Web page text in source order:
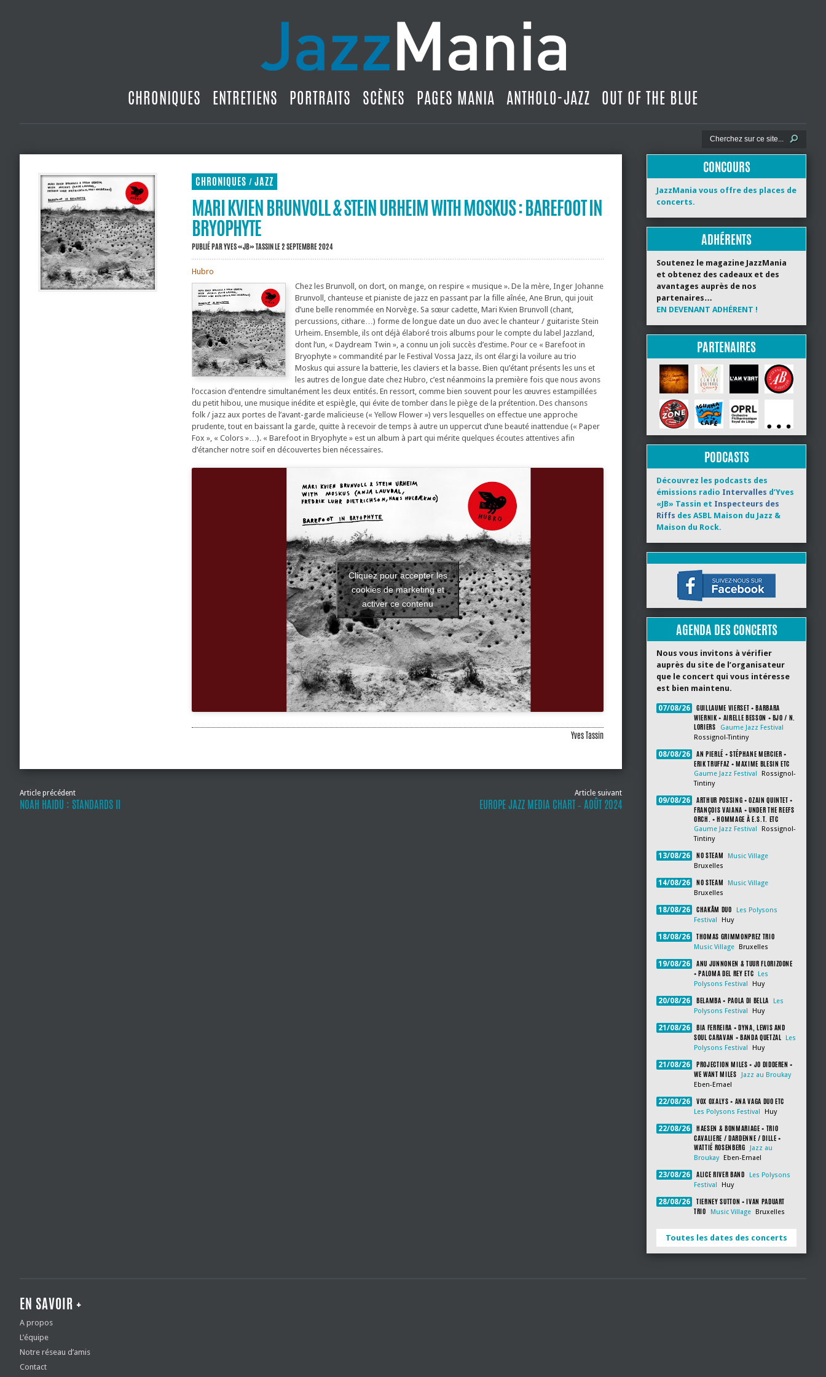
CHRONIQUES ENTRETIENS PORTRAITS SCÈNES PAGES MANIA ANTHOLO-JAZZ OUT OF THE BLUE
CHRONIQUES / JAZZ
MARI KVIEN BRUNVOLL & STEIN URHEIM WITH MOSKUS : BAREFOOT IN
BRYOPHYTE
PUBLIÉ PARYVES «JB» TASSINLE 2 SEPTEMBRE 2024
Hubro
Chez les Brunvoll, on dort, on mange, on respire « musique ». De la mère, Inger Johanne
Brunvoll, chanteuse et pianiste de jazz en passant par la fille aînée, Ane Brun, qui jouit
d’une belle renommée en Norvège. Sa sœur cadette, Mari Kvien Brunvoll (chant,
percussions, cithare…) forme de longue date un duo avec le chanteur / guitariste Stein
Urheim. Ensemble, ils ont déjà élaboré trois albums pour le compte du label Jazzland,
dont l’un, « Daydream Twin », a connu un joli succès d’estime. Pour ce « Barefoot in
Bryophyte » commandité par le Festival Vossa Jazz, ils ont élargi la voilure au trio
Moskus qui assure la batterie, les claviers et la basse. Bien qu’étant présents les uns et
les autres de longue date chez Hubro, c’est néanmoins la première fois que nous avons
l’occasion d’entendre simultanément les deux entités. En ressort, comme bien souvent pour les œuvres estampillées
du petit hibou, une musique inédite et espiègle, qui évite de tomber dans le piège de la prétention. Des chansons
folk / jazz aux portes de l’avant-garde malicieuse (« Yellow Flower ») vers lesquelles on effectue une approche
prudente, tout en baissant la garde, quitte à recevoir de temps à autre un uppercut d’une beauté inattendue (« Paper
Fox », « Colors »…). « Barefoot in Bryophyte » est un album à part qui mérite quelques écoutes attentives afin
d’étancher notre soif en découvertes bien nécessaires.
Cliquez pour accepter les
cookies de marketing et
activer ce contenu
Yves Tassin
Article précédent
NOAH HAIDU : STANDARDS II
Article suivant
EUROPE JAZZ MEDIA CHART ‐ AOÛT 2024
CONCOURS
JazzMania vous offre des places de
concerts.
ADHÉRENTS
Soutenez le magazine JazzMania
et obtenez des cadeaux et des
avantages auprès de nos
partenaires…
EN DEVENANT ADHÉRENT !
PARTENAIRES
PODCASTS
Découvrez les podcasts des
émissions radio Intervalles d’Yves
«JB» Tassin et Inspecteurs des
Riffs des ASBL Maison du Jazz &
Maison du Rock.
AGENDA DES CONCERTS
Nous vous invitons à vérifier
auprès du site de l’organisateur
que le concert qui vous intéresse
est bien maintenu.
07/08/26
GUILLAUME VIERSET + BARBARA
WIERNIK + AIRELLE BESSON + BJO / N.
LORIERS
Gaume Jazz Festival
Rossignol-Tintiny
08/08/26
AN PIERLÉ + STÉPHANE MERCIER +
ERIK TRUFFAZ + MAXIME BLESIN ETC
Gaume Jazz Festival
Rossignol-
Tintiny
09/08/26
ARTHUR POSSING + OZAIN QUINTET +
FRANÇOIS VAIANA + UNDER THE REEFS
ORCH. + HOMMAGE À E.S.T. ETC
Gaume Jazz Festival
Rossignol-
Tintiny
13/08/26 NO STEAM
Music Village
Bruxelles
14/08/26 NO STEAM
Music Village
Bruxelles
18/08/26 CHAKÂM DUO
Les Polysons
Festival
Huy
18/08/26 THOMAS GRIMMONPREZ TRIO
Music Village Bruxelles
19/08/26
ANU JUNNONEN & TUUR FLORIZOONE
+ PALOMA DEL REY ETC
Les
Polysons Festival
Huy
20/08/26 BELAMBA + PAOLA DI BELLA
Les
Polysons Festival
Huy
21/08/26
BIA FERREIRA + DYNA, LEWIS AND
SOUL CARAVAN + BANDA QUETZAL
Les
Polysons Festival
Huy
21/08/26
PROJECTION MILES + JO DIDDEREN +
WE WANT MILES
Jazz au Broukay
Eben-Emael
22/08/26 VOX OXALYS + ANA VAGA DUO ETC
Les Polysons Festival Huy
22/08/26
HAESEN & BONMARIAGE + TRIO
CAVALIERE / DARDENNE / DILLE +
WATTIÉ ROSENBERG
Jazz au
Broukay
Eben-Emael
23/08/26 ALICE RIVER BAND
Les Polysons
Festival
Huy
28/08/26
TIERNEY SUTTON + IVAN PADUART
TRIO
Music Village Bruxelles
Toutes les dates des concerts
EN SAVOIR +
A propos
L’équipe
Notre réseau d’amis
Contact